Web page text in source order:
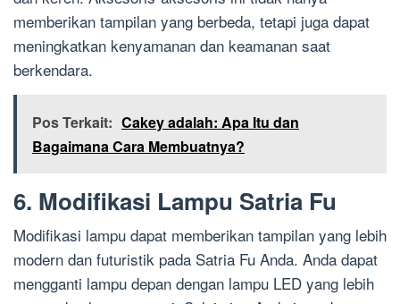
memberikan tampilan yang berbeda, tetapi juga dapat
meningkatkan kenyamanan dan keamanan saat
berkendara.
Pos Terkait: Cakey adalah: Apa Itu dan
Bagaimana Cara Membuatnya?
6. Modifikasi Lampu Satria Fu
Modifikasi lampu dapat memberikan tampilan yang lebih
modern dan futuristik pada Satria Fu Anda. Anda dapat
mengganti lampu depan dengan lampu LED yang lebih